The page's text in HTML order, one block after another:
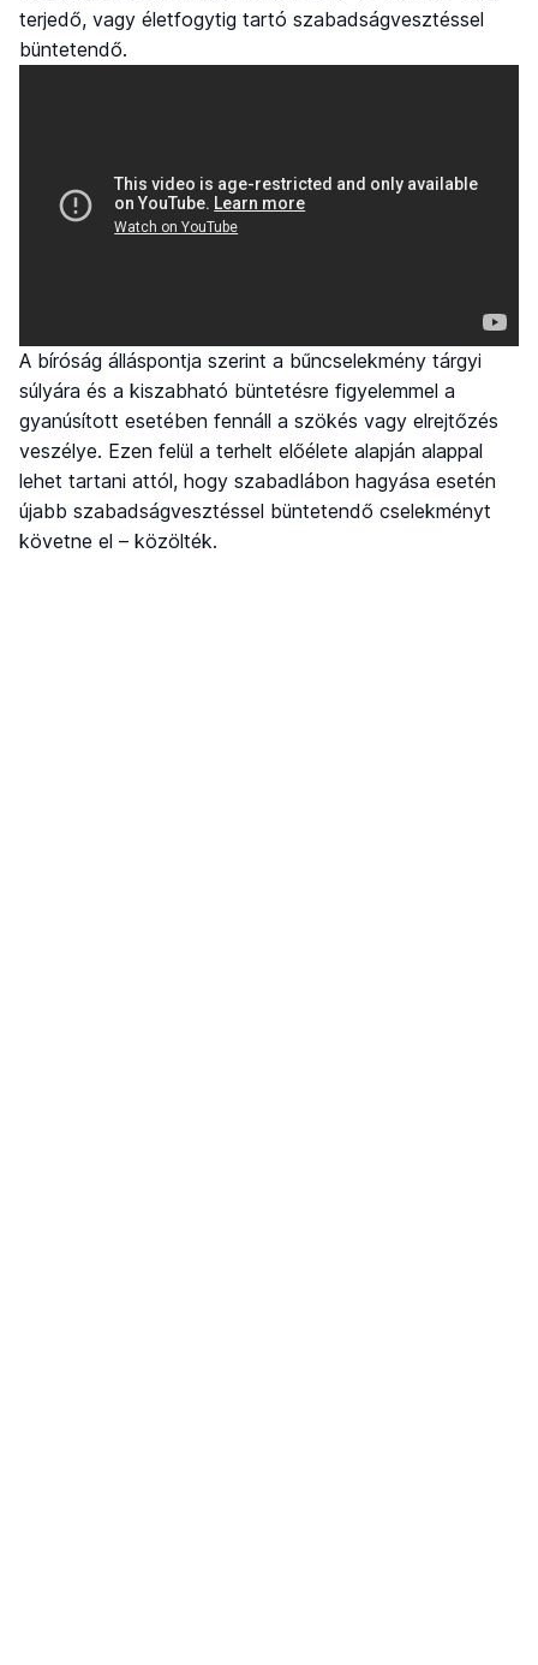
terjedő, vagy életfogytig tartó szabadságvesztéssel
büntetendő.
A bíróság álláspontja szerint a bűncselekmény tárgyi
súlyára és a kiszabható büntetésre figyelemmel a
gyanúsított esetében fennáll a szökés vagy elrejtőzés
veszélye. Ezen felül a terhelt előélete alapján alappal
lehet tartani attól, hogy szabadlábon hagyása esetén
újabb szabadságvesztéssel büntetendő cselekményt
követne el – közölték.